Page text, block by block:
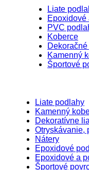
Liate
Epoxidové
PVC
Koberce
Kamenný
Športové
Liate podlahy
Kamenný
Dekoratívne
Otryskávanie,
Nátery
Epoxidové
Epoxidové a
Športové